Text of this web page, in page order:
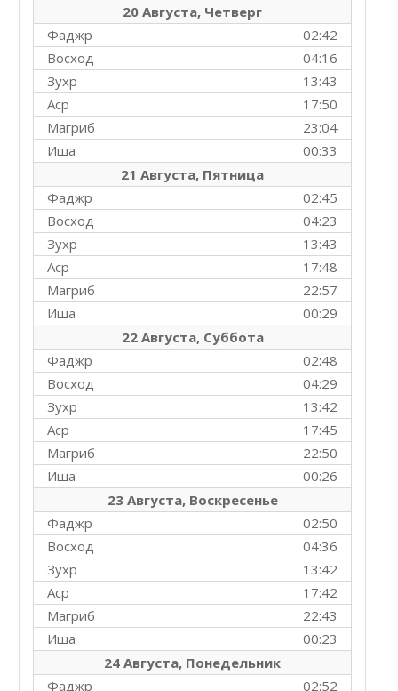
20 Августа, Четверг
02:42
Фаджр
04:16
Восход
13:43
Зухр
17:50
Аср
23:04
Магриб
00:33
Иша
21 Августа, Пятница
02:45
Фаджр
04:23
Восход
13:43
Зухр
17:48
Аср
22:57
Магриб
00:29
Иша
22 Августа, Суббота
02:48
Фаджр
04:29
Восход
13:42
Зухр
17:45
Аср
22:50
Магриб
00:26
Иша
23 Августа, Воскресенье
02:50
Фаджр
04:36
Восход
13:42
Зухр
17:42
Аср
22:43
Магриб
00:23
Иша
24 Августа, Понедельник
02:52
Фаджр